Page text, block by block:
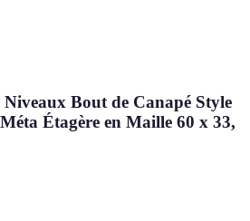
Bout de Canapé Style
Étagère en Maille 60 x 33,